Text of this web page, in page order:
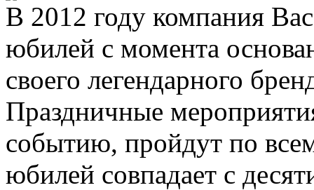
В 2012 году компания
юбилей с момента
своего легендарного
Праздничные
событию, пройдут по
юбилей совпадает с